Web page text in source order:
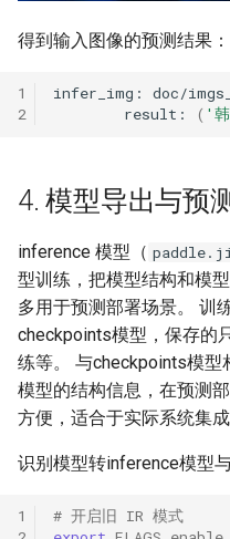
得到输入图像的预测结果：
1
2
infer_img:
result:
( '
4. 模型导出与预
inference 模型（
型训练，把模型结构和模
多用于预测部署场景。 训
checkpoints模型，保存的
练等。 与checkpoints模
模型的结构信息，在预测
方便，适合于实际系统集成
识别模型转inference模型
1
# 开启旧 IR 模式